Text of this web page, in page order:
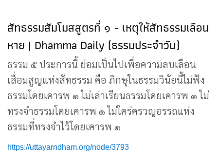
สัทธรรมสัมโมสสูตรที่ ๑ - เหตุให้สัทธรรมเลือน
หาย | Dhamma Daily (ธรรมประจำวัน)
ธรรม ๕ ประการนี้ ย่อมเป็นไปเพื่อความลบเลือน
เสื่อมสูญแห่งสัทธรรม คือ ภิกษุในธรรมวินัยนี้ไม่ฟัง
ธรรมโดยเคารพ ๑ ไม่เล่าเรียนธรรมโดยเคารพ ๑ ไม่
ทรงจำธรรมโดยเคารพ ๑ ไม่ใคร่ครวญอรรถแห่ง
ธรรมที่ทรงจำไว้โดยเคารพ ๑
https://uttayarndham.org/node/3793